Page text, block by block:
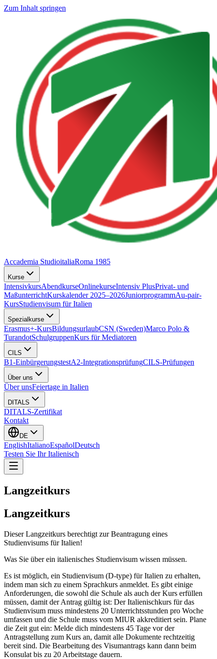
Zum Inhalt springen
Accademia StudioitaliaRoma 1985
Kurse
IntensivkursAbendkurseOnlinekurseIntensiv PlusPrivat- und
MaßunterrichtKurskalender 2025–2026JuniorprogrammAu-pair-
KursStudienvisum für Italien
Spezialkurse
Erasmus+-KursBildungsurlaubCSN (Sweden)Marco Polo &
TurandotSchulgruppenKurs für Mediatoren
CILS
B1-EinbürgerungstestA2-IntegrationsprüfungCILS-Prüfungen
Über uns
Über unsFeiertage in Italien
DITALS
DITALS-Zertifikat
Kontakt
DE
EnglishItalianoEspañolDeutsch
Testen Sie Ihr Italienisch
Langzeitkurs
Langzeitkurs
Dieser Langzeitkurs berechtigt zur Beantragung eines
Studienvisums für Italien!
Was Sie über ein italienisches Studienvisum wissen müssen.
Es ist möglich, ein Studienvisum (D-type) für Italien zu erhalten,
indem man sich zu einem Sprachkurs anmeldet. Es gibt einige
Anforderungen, die sowohl die Schule als auch der Kurs erfüllen
müssen, damit der Antrag gültig ist: Der Italienischkurs für das
Studienvisum muss mindestens 20 Unterrichtsstunden pro Woche
umfassen und die Schule muss vom MIUR akkreditiert sein. Plane
die Zeit gut ein: Melde dich mindestens 45 Tage vor der
Antragstellung zum Kurs an, damit alle Dokumente rechtzeitig
bereit sind. Die Bearbeitung des Visumantrags kann dann beim
Konsulat bis zu 20 Arbeitstage dauern.